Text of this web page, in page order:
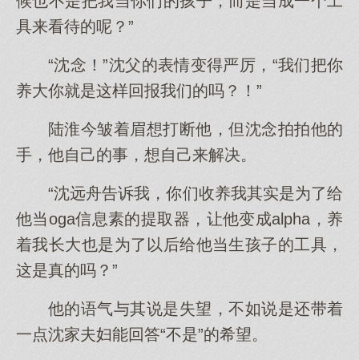
具来看待的呢？”
“沈念！”沈父的表情变得严厉，“我们把你
养大你就是这样回报我们的吗？！”
陆淮今皱着眉想打断他，但沈念拍拍他的
手，他自己的事，想自己来解决。
“沈远舟告诉我，你们收养我其实是为了给
他当oga信息素的提取器，让他变成alpha，养
着我长大也是为了以后给他当生孩子的工具，
这是真的吗？”
他的语气与其说是失望，不如说是还带着
一点沈家夫妇能回答“不是”的希望。